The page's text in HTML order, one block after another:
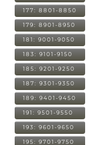
177: 8801-8850
179: 8901-8950
181: 9001-9050
183: 9101-9150
185: 9201-9250
187: 9301-9350
189: 9401-9450
191: 9501-9550
193: 9601-9650
195: 9701-9750